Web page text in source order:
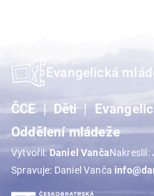
Evangelická
ČCE Děti
Oddělení mládeže
Vytvořil:Daniel VančaNakreslil:
Spravuje: Daniel Vanča